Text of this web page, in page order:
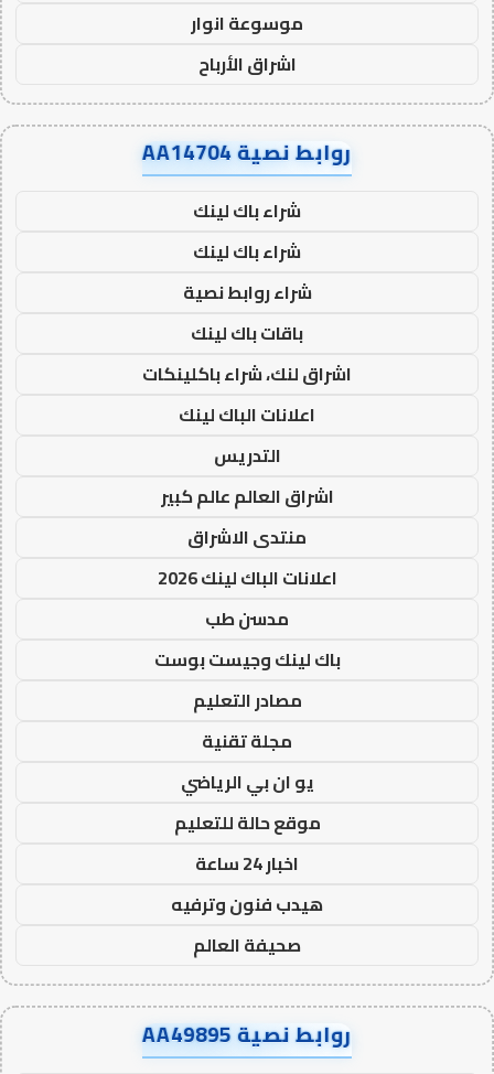
موسوعة انوار
اشراق الأرباح
روابط نصية AA14704
شراء باك لينك
شراء باك لينك
شراء روابط نصية
باقات باك لينك
اشراق لنك، شراء باكلينكات
اعلانات الباك لينك
التدريس
اشراق العالم عالم كبير
منتدى الاشراق
اعلانات الباك لينك 2026
مدسن طب
باك لينك وجيست بوست
مصادر التعليم
مجلة تقنية
يو ان بي الرياضي
موقع حالة للتعليم
اخبار 24 ساعة
هيدب فنون وترفيه
صحيفة العالم
روابط نصية AA49895